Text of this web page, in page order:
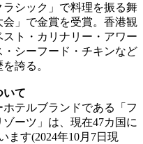
ラシック」で料理を振る舞
」で金賞を受賞。香港観
ト・カリナリー・アワー
・シーフード・チキンなど
誇る。
いて
テルブランドである「フ
ーツ」は、現在47カ国に
ます(2024年10月7日現